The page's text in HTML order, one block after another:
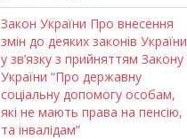
Закон України Про внесення
змін до деяких законів України
у зв’язку з прийняттям Закону
України “Про державну
соціальну допомогу особам,
які не мають права на пенсію,
та інвалідам”